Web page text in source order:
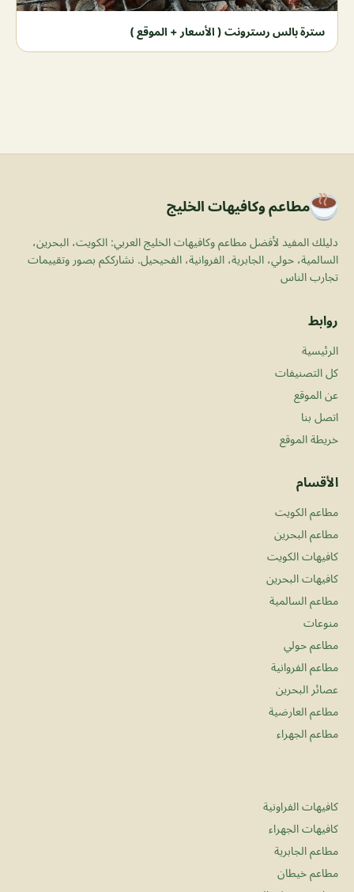
سترة بالس رسترونت ( الأسعار + الموقع )
مطاعم وكافيهات الخليج
دليلك المفيد لأفضل مطاعم وكافيهات الخليج العربي: الكويت، البحرين،
السالمية، حولي، الجابرية، الفروانية، الفحيحيل. نشارككم بصور وتقييمات
تجارب الناس
روابط
الرئيسية
كل التصنيفات
عن الموقع
اتصل بنا
خريطة الموقع
الأقسام
مطاعم الكويت
مطاعم البحرين
كافيهات الكويت
كافيهات البحرين
مطاعم السالمية
منوعات
مطاعم حولي
مطاعم الفروانية
عصائر البحرين
مطاعم العارضية
مطاعم الجهراء
كافيهات الفراونية
كافيهات الجهراء
مطاعم الجابرية
مطاعم خيطان